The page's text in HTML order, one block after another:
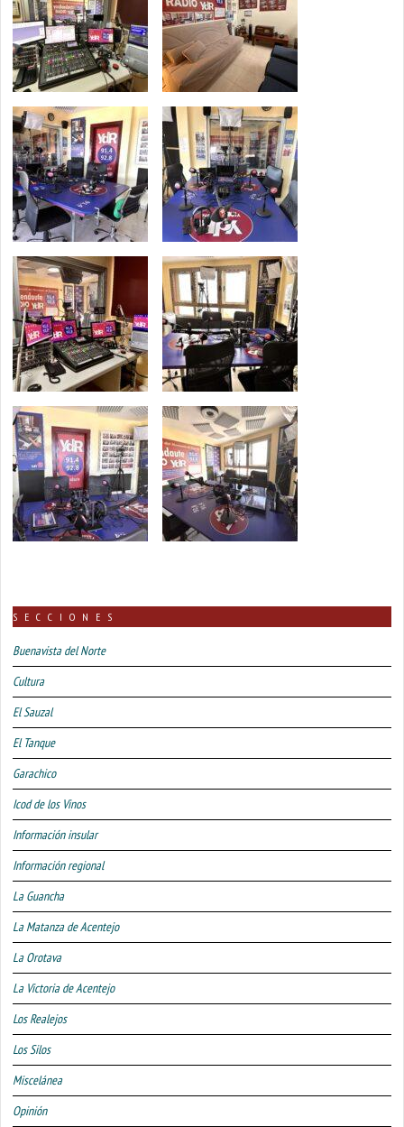
SECCIONES
Buenavista del Norte
Cultura
El Sauzal
El Tanque
Garachico
Icod de los Vinos
Información insular
Información regional
La Guancha
La Matanza de Acentejo
La Orotava
La Victoria de Acentejo
Los Realejos
Los Silos
Miscelánea
Opinión